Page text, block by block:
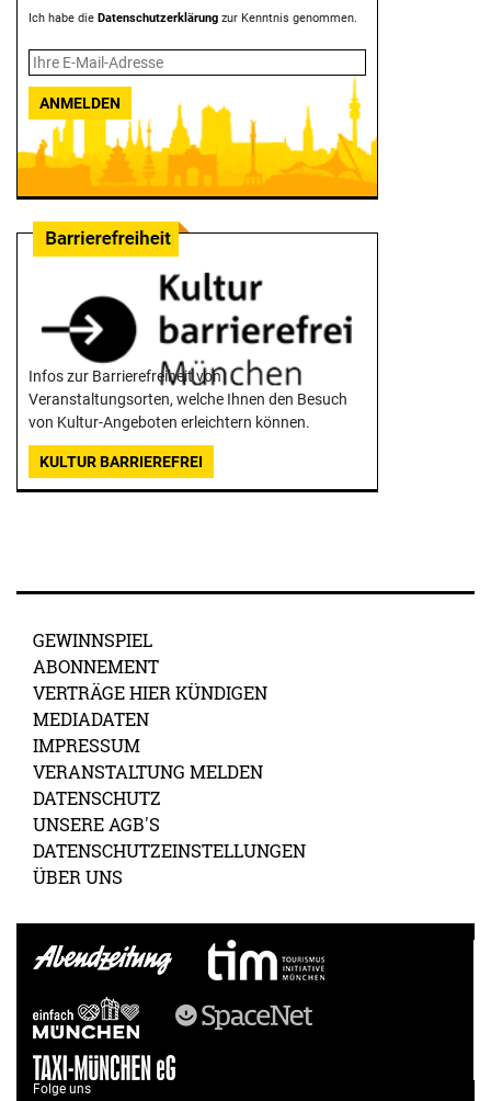
Ich habe die Datenschutzerklärung zur Kenntnis genommen.
ANMELDEN
Infos zur Barrierefreiheit von
Veranstaltungsorten, welche Ihnen den Besuch
von Kultur-Angeboten erleichtern können.
KULTUR BARRIEREFREI
GEWINNSPIEL
ABONNEMENT
VERTRÄGE HIER KÜNDIGEN
MEDIADATEN
IMPRESSUM
VERANSTALTUNG MELDEN
DATENSCHUTZ
UNSERE AGB'S
DATENSCHUTZEINSTELLUNGEN
ÜBER UNS
Folge uns